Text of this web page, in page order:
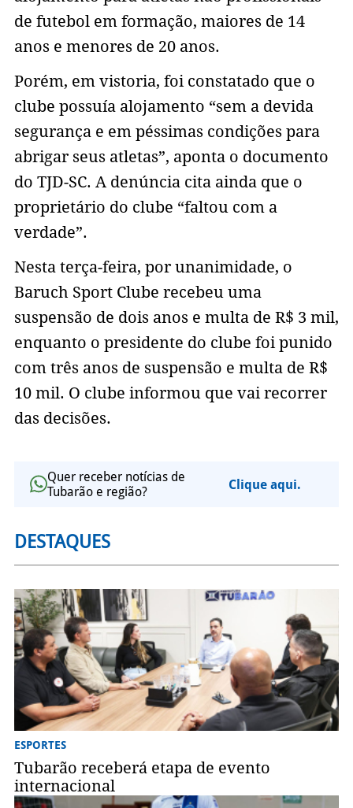
de futebol em formação, maiores de 14
anos e menores de 20 anos.
Porém, em vistoria, foi constatado que o
clube possuía alojamento “sem a devida
segurança e em péssimas condições para
abrigar seus atletas”, aponta o documento
do TJD-SC. A denúncia cita ainda que o
proprietário do clube “faltou com a
verdade”.
Nesta terça-feira, por unanimidade, o
Baruch Sport Clube recebeu uma
suspensão de dois anos e multa de R$ 3 mil,
enquanto o presidente do clube foi punido
com três anos de suspensão e multa de R$
10 mil. O clube informou que vai recorrer
das decisões.
Quer receber notícias de
Tubarão e região?
Clique aqui.
DESTAQUES
ESPORTES
Tubarão receberá etapa de evento
internacional